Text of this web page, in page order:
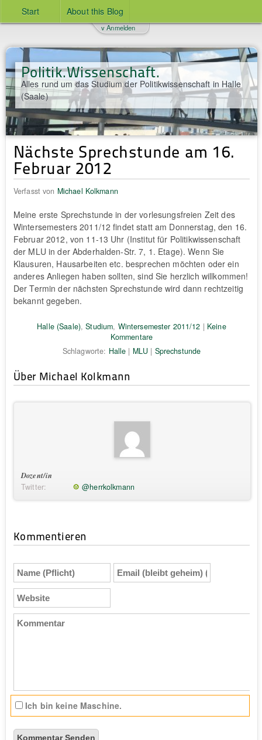
Start About this Blog
Politik.Wissenschaft.
Alles rund um das Studium der Politikwissenschaft in Halle
(Saale)
v Anmelden
Nächste Sprechstunde am 16.
Februar 2012
Verfasst von Michael Kolkmann
Meine erste Sprechstunde in der vorlesungsfreien Zeit des
Wintersemesters 2011/12 findet statt am Donnerstag, den 16.
Februar 2012, von 11-13 Uhr (Institut für Politikwissenschaft
der MLU in der Abderhalden-Str. 7, 1. Etage). Wenn Sie
Klausuren, Hausarbeiten etc. besprechen möchten oder ein
anderes Anliegen haben sollten, sind Sie herzlich willkommen!
Der Termin der nächsten Sprechstunde wird dann rechtzeitig
bekannt gegeben.
Halle (Saale),Studium, Wintersemester 2011/12 | Keine
Kommentare
Schlagworte: Halle | MLU | Sprechstunde
Über Michael Kolkmann
Dozent/in
Twitter:
@herrkolkmann
Kommentieren
Name
(Pflicht)
Email
(bleibt
Website
Kommentar
Ich bin keine Maschine.